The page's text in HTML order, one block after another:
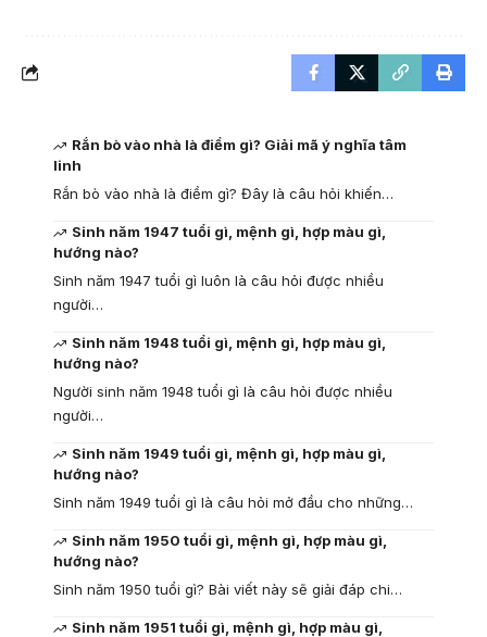
Rắn bò vào nhà là điềm gì? Giải mã ý nghĩa tâm
linh
Rắn bò vào nhà là điềm gì? Đây là câu hỏi khiến…
Sinh năm 1947 tuổi gì, mệnh gì, hợp màu gì,
hướng nào?
Sinh năm 1947 tuổi gì luôn là câu hỏi được nhiều
người…
Sinh năm 1948 tuổi gì, mệnh gì, hợp màu gì,
hướng nào?
Người sinh năm 1948 tuổi gì là câu hỏi được nhiều
người…
Sinh năm 1949 tuổi gì, mệnh gì, hợp màu gì,
hướng nào?
Sinh năm 1949 tuổi gì là câu hỏi mở đầu cho những…
Sinh năm 1950 tuổi gì, mệnh gì, hợp màu gì,
hướng nào?
Sinh năm 1950 tuổi gì? Bài viết này sẽ giải đáp chi…
Sinh năm 1951 tuổi gì, mệnh gì, hợp màu gì,